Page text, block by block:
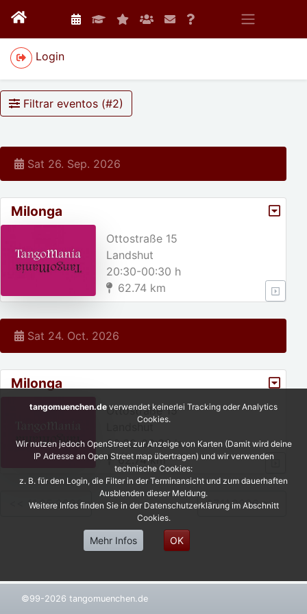
Login
Filtrar eventos (#2)
Sat 26. Sep. 2026
Milonga
Ottostraße 15
Landshut
20:30-00:30 h
62.74 km
Sat 24. Oct. 2026
Milonga
Ottostraße 15
Landshut
20:30-00:30 h
62.74 km
<< 11.05.2026 07.11.2026 >>
©99-2026 tangomuenchen.de
tangomuenchen.de verwendet keinerlei Tracking oder Analytics
Cookies.
Wir nutzen jedoch OpenStreet zur Anzeige von Karten (Damit wird deine
IP Adresse an Open Street map übertragen) und wir verwenden
technische Cookies:
z. B. für den Login, die Filter in der Terminansicht und zum dauerhaften
Ausblenden dieser Meldung.
Weitere Infos finden Sie in der Datenschutzerklärung im Abschnitt
Cookies.
Mehr Infos OK